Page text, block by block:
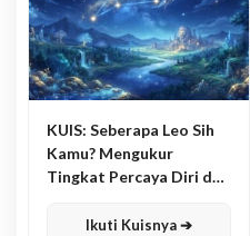
KUIS: Seberapa Leo Sih
Kamu? Mengukur
Tingkat Percaya Diri dan
Ikuti Kuisnya ➔